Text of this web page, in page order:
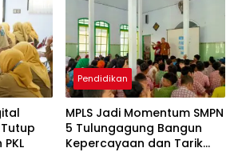
Tutup
Pendidikan
MPLS Jadi Momentum SMPN
5 Tulungagung Bangun
Kepercayaan dan Tarik